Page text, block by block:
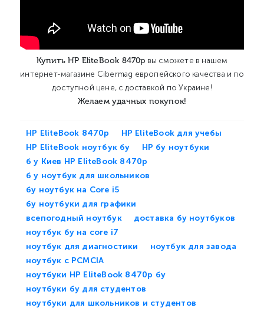
Купить HP EliteBook 8470p вы сможете в нашем
интернет-магазине Cibermag европейского качества и по
доступной цене, с доставкой по Украине!
Желаем удачных покупок!
HP EliteBook 8470p
HP EliteBook для учебы
HP EliteBook ноутбук бу
HP бу ноутбуки
б у Киев HP EliteBook 8470p
б у ноутбук для школьников
бу ноутбук на Core i5
бу ноутбуки для графики
всепогодный ноутбук
доставка бу ноутбуков
ноутбук бу на core i7
ноутбук для диагностики
ноутбук для завода
ноутбук с PCMCIA
ноутбуки HP EliteBook 8470p бу
ноутбуки бу для студентов
ноутбуки для школьников и студентов